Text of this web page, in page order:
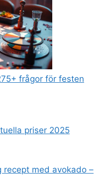
frågor för festen
priser 2025
recept med avokado –